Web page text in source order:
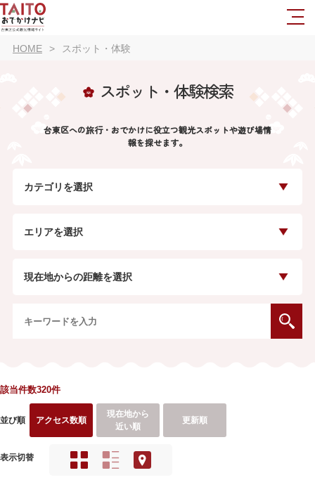
HOME スポット・体験
スポット・体験検索
台東区への旅行・おでかけに役立つ観光スポットや遊び場情
報を探せます。
カテゴリを選択
エリアを選択
現在地からの距離を選択
該当件数320件
並び順 アクセス数順
現在地から
近い順
更新順
表示切替